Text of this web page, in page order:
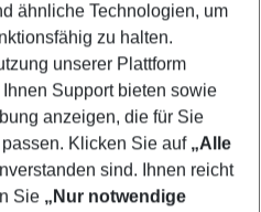
5-8 nights
filter
ähnliche Technologien, um
zu halten.
unserer Plattform
Support bieten sowie
anzeigen, die für Sie
Klicken Sie auf „Alle
sind. Ihnen reicht
Sie „Nur notwendige